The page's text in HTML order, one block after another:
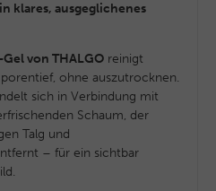
klares, ausgeglichenes
von THALGO reinigt
ohne auszutrocknen.
sich in Verbindung mit
Schaum, der
Talg und
– für ein sichtbar